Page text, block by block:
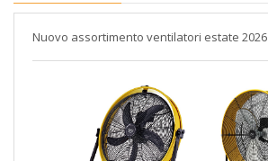
Nuovo assortimento ventilatori estate 2026